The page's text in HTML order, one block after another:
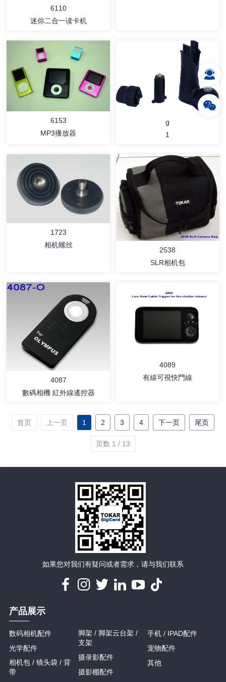
详情
6110
迷你二合一读卡机
详情
详情
6153
MP3播放器
详情
g
1
详情
1723
相机螺丝
2538
SLR相机包
4087
數碼相機 紅外線遙控器
4089
有線可視快門線
首页 上一页 1 2 3 4 下一页 尾页
页数 1 / 13
如果您对我们有疑问或者需求，请与我们联系
产品展示
数码相机配件
光学配件
相机包 / 镜头袋 / 背
带
脚架 / 脚架云台架 /
支架
摄录影配件
摄影棚配件
手机 / IPAD配件
宠物配件
其他